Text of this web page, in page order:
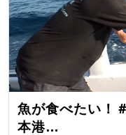
魚が食べたい！
本港